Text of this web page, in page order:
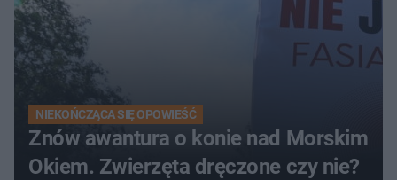
NIEKOŃCZĄCA SIĘ OPOWIEŚĆ
Znów awantura o konie nad Morskim
Okiem. Zwierzęta dręczone czy nie?